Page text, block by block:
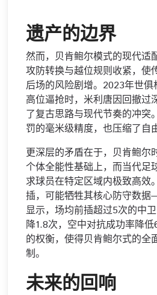
遗产的边界
然而，贝肯鲍尔模式的现代适
攻防转换与越位规则收紧，使
后场的风险剧增。2023年世
高位逼抢时，米利唐因回撤过
了复古思路与现代节奏的冲突
罚的毫米级精度，也压缩了自
更深层的矛盾在于，贝肯鲍尔
个体全能性基础上，而当代足
求球员在特定区域内极致高效
插，可能牺牲其核心防守数
显示，场均前插超过5次的中
降1.8次，空中对抗成功率降
的权衡，使得贝肯鲍尔式的全
制。
未来的回响